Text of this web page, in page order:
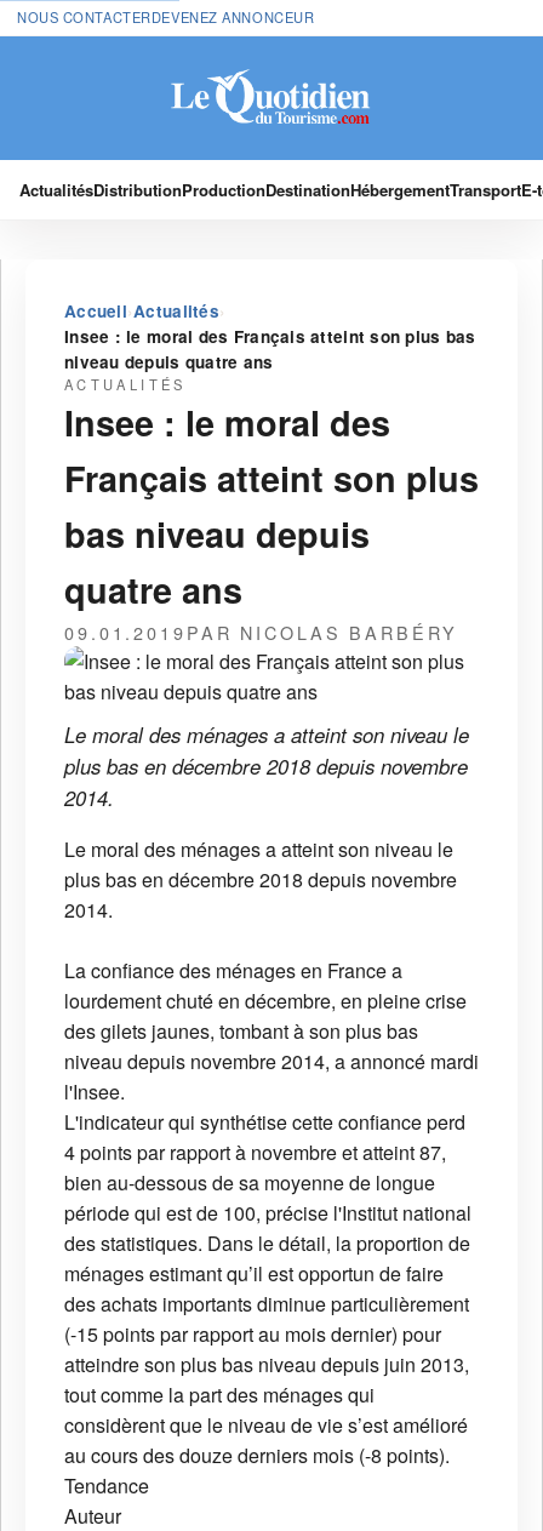
NOUS CONTACTERDEVENEZ ANNONCEUR
ActualitésDistributionProductionDestinationHébergementTransport
Accueil›Actualités›
Insee : le moral des Français atteint son plus bas
niveau depuis quatre ans
ACTUALITÉS
Insee : le moral des
Français atteint son plus
bas niveau depuis
quatre ans
09.01.2019PAR NICOLAS BARBÉRY
Le moral des ménages a atteint son niveau le
plus bas en décembre 2018 depuis novembre
2014.
Le moral des ménages a atteint son niveau le
plus bas en décembre 2018 depuis novembre
2014.
La confiance des ménages en France a
lourdement chuté en décembre, en pleine crise
des gilets jaunes, tombant à son plus bas
niveau depuis novembre 2014, a annoncé mardi
l'Insee.
L'indicateur qui synthétise cette confiance perd
4 points par rapport à novembre et atteint 87,
bien au-dessous de sa moyenne de longue
période qui est de 100, précise l'Institut national
des statistiques. Dans le détail, la proportion de
ménages estimant qu’il est opportun de faire
des achats importants diminue particulièrement
(-15 points par rapport au mois dernier) pour
atteindre son plus bas niveau depuis juin 2013,
tout comme la part des ménages qui
considèrent que le niveau de vie s’est amélioré
au cours des douze derniers mois (-8 points).
Tendance
Auteur